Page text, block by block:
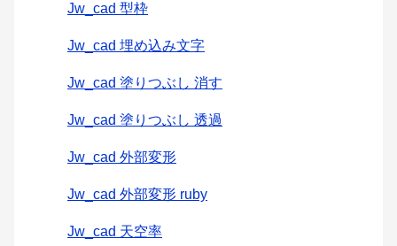
Jw_cad 型枠
Jw_cad 埋め込み文字
Jw_cad 塗りつぶし 消す
Jw_cad 塗りつぶし 透過
Jw_cad 外部変形
Jw_cad 外部変形 ruby
Jw_cad 天空率